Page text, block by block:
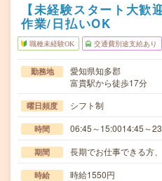
【未経験スタート大歓
作業/日払いOK
職種未経験OK 交通費別途支給あり
勤務地
愛知県知多郡
富貴駅から徒歩17分
曜日頻度 シフト制
時間 06:45～15:0014:45～
期間 長期でお仕事できる方
時給 時給1550円